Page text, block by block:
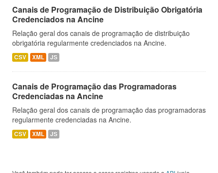
Canais de Programação de Distribuição Obrigatória
Credenciados na Ancine
Relação geral dos canais de programação de distribuição
obrigatória regularmente credenciados na Ancine.
CSV XML JS
Canais de Programação das Programadoras
Credenciadas na Ancine
Relação geral dos canais de programação das programadoras
regularmente credenciadas na Ancine.
CSV XML JS